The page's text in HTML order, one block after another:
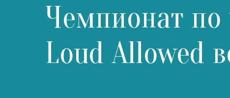
Чемпионат по
Loud Allowed